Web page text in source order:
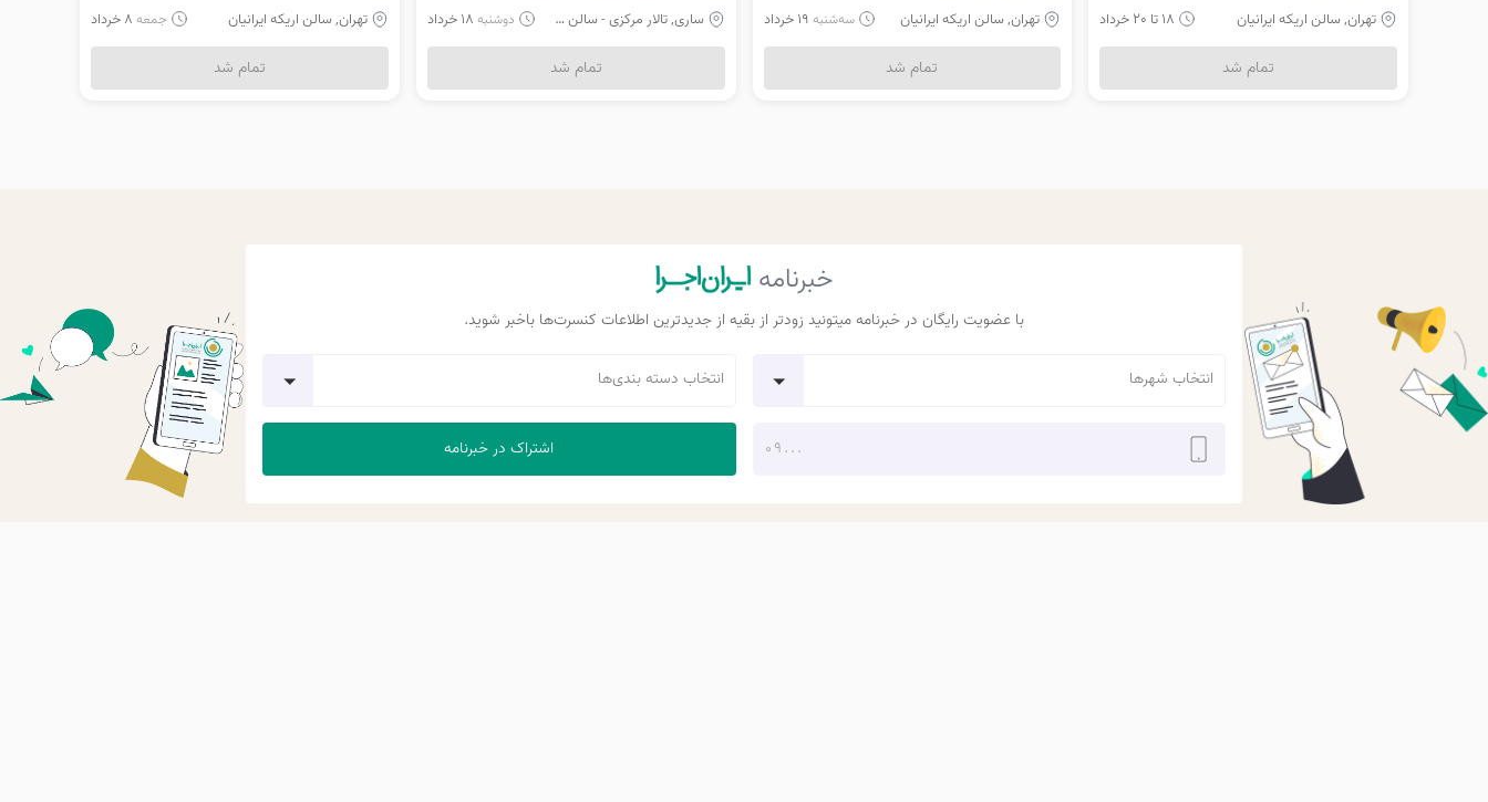
تهران, سالن اریکه ایرانیان
تمام شد
تهران, سالن اریکه ایرانیان سه‌شنبه
تمام شد
ساری, تالار مرکزی - سالن اصلی دوشنبه
تمام شد
تهران, سالن اریکه ایرانیان جمعه
تمام شد
خبرنامه
با عضویت رایگان در خبرنامه میتونید زودتر از بقیه از جدیدترین اطلاعات کنسرت‌ها باخبر شوید.
انتخاب شهر‌ها انتخاب دسته بندی‌ها
اشتراک در خبرنامه